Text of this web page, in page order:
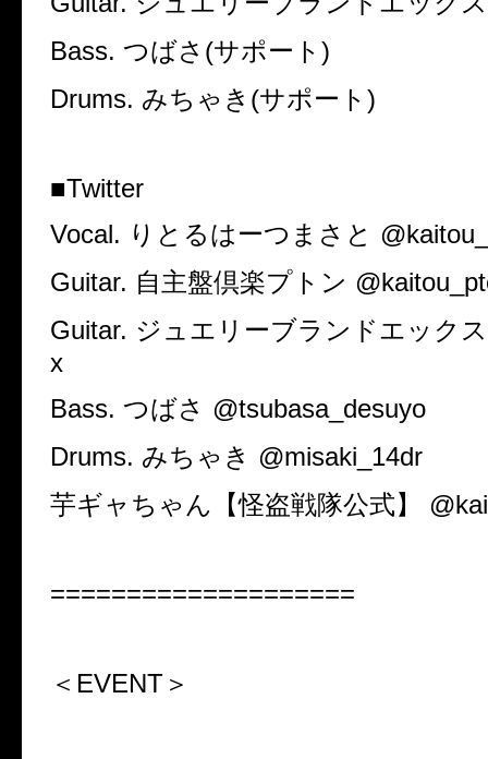
Bass. つばさ(サポート)
Drums. みちゃき(サポート)
■Twitter
Vocal. りとるはーつまさと
Guitar. 自主盤倶楽プトン
Guitar. ジュエリーブランドエック
x
Bass. つばさ @tsubasa_desuyo
Drums. みちゃき @misaki_14dr
芋ギャちゃん【怪盗戦隊公式】
====================
＜EVENT＞